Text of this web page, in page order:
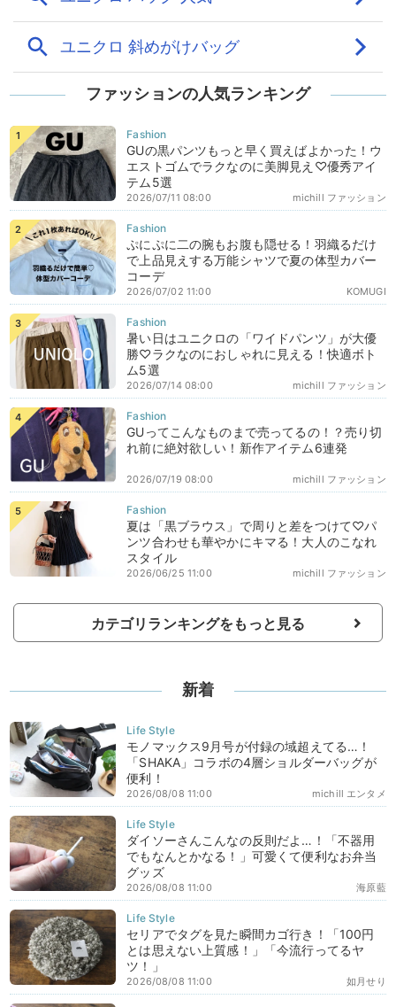
ファッションの人気ランキング
GUの黒パンツもっと早く買えばよかった！ウ
エストゴムでラクなのに美脚見え♡優秀アイ
テム5選
michill ファッション
2026/07/11 08:00
ぷにぷに二の腕もお腹も隠せる！羽織るだけ
で上品見えする万能シャツで夏の体型カバー
コーデ
KOMUGI
2026/07/02 11:00
暑い日はユニクロの「ワイドパンツ」が大優
勝♡ラクなのにおしゃれに見える！快適ボト
ム5選
michill ファッション
2026/07/14 08:00
GUってこんなものまで売ってるの！？売り切
れ前に絶対欲しい！新作アイテム6連発
michill ファッション
2026/07/19 08:00
夏は「黒ブラウス」で周りと差をつけて♡パ
ンツ合わせも華やかにキマる！大人のこなれ
スタイル
michill ファッション
2026/06/25 11:00
カテゴリランキングをもっと見る
新着
モノマックス9月号が付録の域超えてる…！
「SHAKA」コラボの4層ショルダーバッグが
便利！
michill エンタメ
2026/08/08 11:00
ダイソーさんこんなの反則だよ…！「不器用
でもなんとかなる！」可愛くて便利なお弁当
グッズ
海原藍
2026/08/08 11:00
セリアでタグを見た瞬間カゴ行き！「100円
とは思えない上質感！」「今流行ってるヤ
ツ！」
如月せり
2026/08/08 11:00